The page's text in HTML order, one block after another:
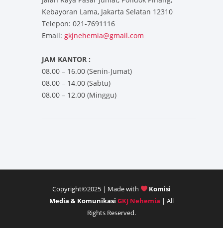
Kebayoran Lama, Jakarta Selatan 12310
Telepon: 021-7691116
Email: gkjnehemia@gmail.com
JAM KANTOR :
08.00 – 16.00 (Senin-Jumat)
08.00 – 14.00 (Sabtu)
08.00 – 12.00 (Minggu)
Copyright©2025 | Made with
Komisi
Media & Komunikasi GKJ Nehemia | All
Rights Reserved.